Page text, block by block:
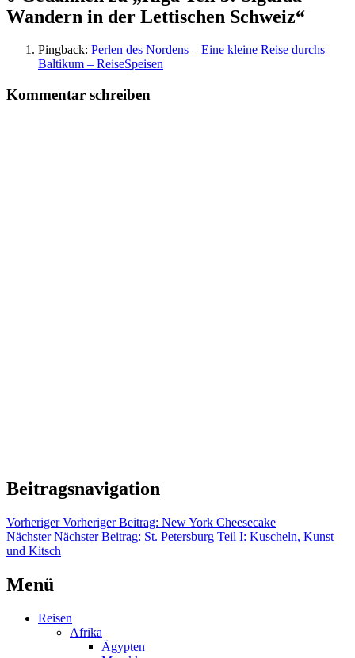
Wandern in der Lettischen Schweiz“
Pingback: Perlen des Nordens – Eine kleine Reise durchs
Baltikum – ReiseSpeisen
Kommentar schreiben
Beitragsnavigation
Vorheriger Vorheriger Beitrag: New York Cheesecake
Nächster Nächster Beitrag: St. Petersburg Teil I: Kuscheln, Kunst
und Kitsch
Menü
Reisen
Afrika
Ägypten